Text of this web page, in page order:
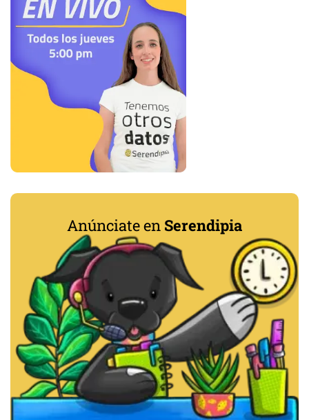
Anúnciate en Serendipia